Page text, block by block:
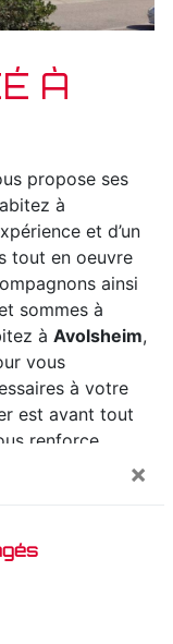
×
À
propose ses
à
et d’un
tout en oeuvre
ainsi
sommes à
à Avolsheim,
vous
à votre
est avant tout
renforce
notre équipe
PLUS